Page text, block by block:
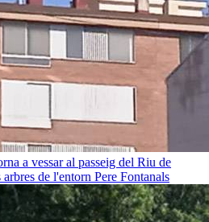
a vessar al passeig del Riu de
arbres de l'entorn Pere Fontanals